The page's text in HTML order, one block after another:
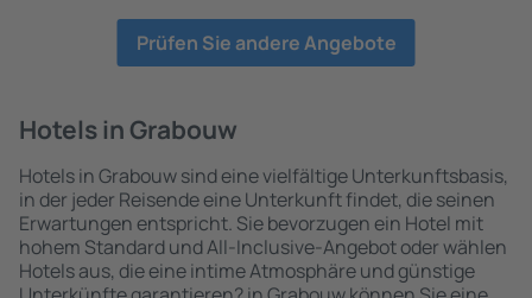
Prüfen Sie andere Angebote
Hotels in Grabouw
Hotels in Grabouw sind eine vielfältige Unterkunftsbasis,
in der jeder Reisende eine Unterkunft findet, die seinen
Erwartungen entspricht. Sie bevorzugen ein Hotel mit
hohem Standard und All-Inclusive-Angebot oder wählen
Hotels aus, die eine intime Atmosphäre und günstige